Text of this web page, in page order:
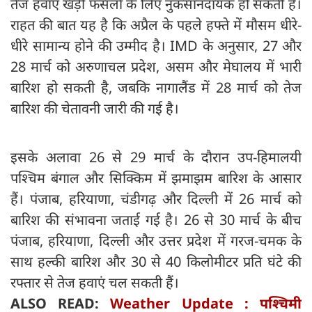
तेज हवाएं खड़ी फसलों के लिए नुकसानदायक हो सकती हैं।
राहत की बात यह है कि अप्रैल के पहले हफ्ते में मौसम धीरे-
धीरे सामान्य होने की उम्मीद है। IMD के अनुसार, 27 और
28 मार्च को अरुणाचल प्रदेश, असम और मेघालय में भारी
बारिश हो सकती है, जबकि नागालैंड में 28 मार्च को तेज
बारिश की चेतावनी जारी की गई है।
इसके अलावा 26 से 29 मार्च के दौरान उप-हिमालयी
पश्चिम बंगाल और सिक्किम में झमाझम बारिश के आसार
हैं। पंजाब, हरियाणा, चंडीगढ़ और दिल्ली में 26 मार्च को
बारिश की संभावना जताई गई है। 26 से 30 मार्च के बीच
पंजाब, हरियाणा, दिल्ली और उत्तर प्रदेश में गरज-चमक के
साथ हल्की बारिश और 30 से 40 किलोमीटर प्रति घंटे की
रफ्तार से तेज हवाएं चल सकती हैं।
ALSO READ:Weather Update : पश्चिमी